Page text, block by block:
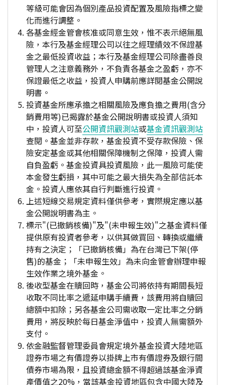
等級可能會因為個別產品投資配置及風險指標之變
化而進行調整。
各基金經金管會核准或同意生效，惟不表示絕無風
險，本行及基金經理公司以往之經理績效不保證基
金之最低投資收益；本行及基金經理公司除盡善良
管理人之注意義務外，不負責各基金之盈虧，亦不
保證最低之收益，投資人申購前應詳閱基金公開說
明書。
投資基金所應承擔之相關風險及應負擔之費用(含分
銷費用等)已揭露於基金公開說明書或投資人須知
中，投資人可至公開資訊觀測站或基金資訊觀測站
查閱。基金並非存款，基金投資不受存款保險、保
險安定基金或其他相關保障機制之保障，投資人需
自負盈虧。基金投資具投資風險，此一風險可能使
本金發生虧損，其中可能之最大損失為全部信託本
金。投資人應依其自行判斷進行投資。
上述短線交易規定資料僅供參考，實際規定應以基
金公開說明書為主。
標示"(已撤銷核備)"及"(未申報生效)"之基金資料僅
提供原有投資者參考，以供其做買回、轉換或繼續
持有之決定；「已撤銷核備」為在台灣已下架(停
售)的基金；「未申報生效」為未向金管會辦理申報
生效作業之境外基金。
後收型基金在贖回時，基金公司將依持有期間長短
收取不同比率之遞延申購手續費，該費用將自贖回
總額中扣除；另各基金公司需收取一定比率之分銷
費用，將反映於每日基金淨值中，投資人無需額外
支付。
依金融監督管理委員會規定境外基金投資大陸地區
證券市場之有價證券以掛牌上市有價證券及銀行間
債券市場為限，且投資總金額不得超過該基金淨資
產價值之20%，當該基金投資地區包含中國大陸及